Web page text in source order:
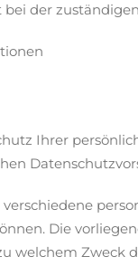
der
Ihrer
Die
welchem Zweck